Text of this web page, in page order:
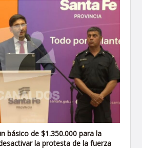
básico de $1.350.000 para la
la protesta de la fuerza